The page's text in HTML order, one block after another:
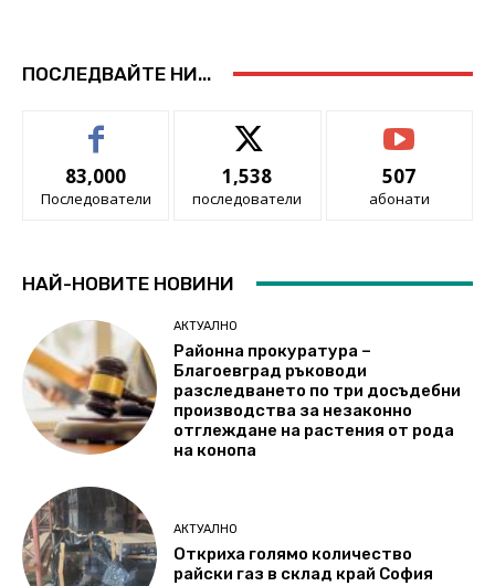
ПОСЛЕДВАЙТЕ НИ...
83,000
Последователи
1,538
последователи
507
абонати
НАЙ-НОВИТЕ НОВИНИ
АКТУАЛНО
Районна прокуратура –
Благоевград ръководи
разследването по три досъдебни
производства за незаконно
отглеждане на растения от рода
на конопа
АКТУАЛНО
Откриха голямо количество
райски газ в склад край София